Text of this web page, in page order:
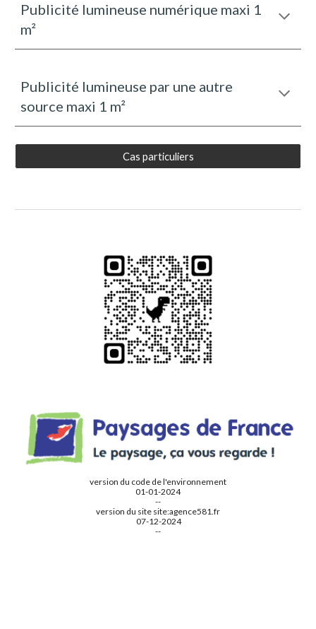
Publicité lumineuse numérique maxi 1
m²
Publicité lumineuse par une autre
source maxi 1 m²
Cas particuliers
version du code de l'environnement
01-01-2024
--
version du site site:agence581.fr
07-12-2024
--